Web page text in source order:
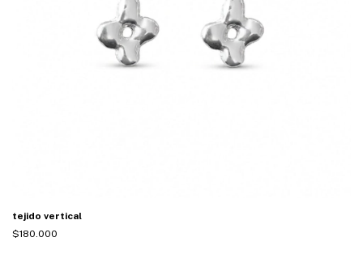
tejido vertical
$180.000